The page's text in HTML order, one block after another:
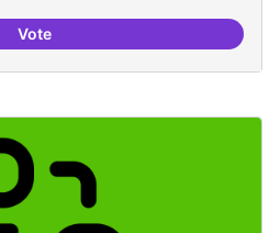
VoteTreball en xarxa amb projectes